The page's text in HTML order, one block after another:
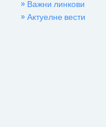
» Важни линкови
» Актуелне вести